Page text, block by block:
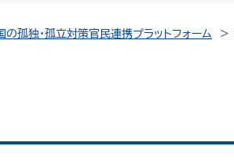
の孤独・孤立対策官民連携プラットフォーム